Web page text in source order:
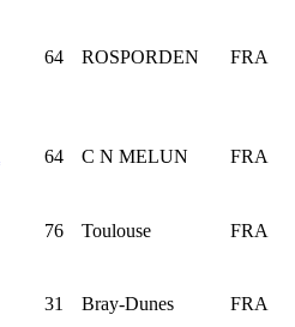
64 ROSPORDEN FRA
64 C N MELUN FRA
76 Toulouse FRA
31 Bray-Dunes FRA